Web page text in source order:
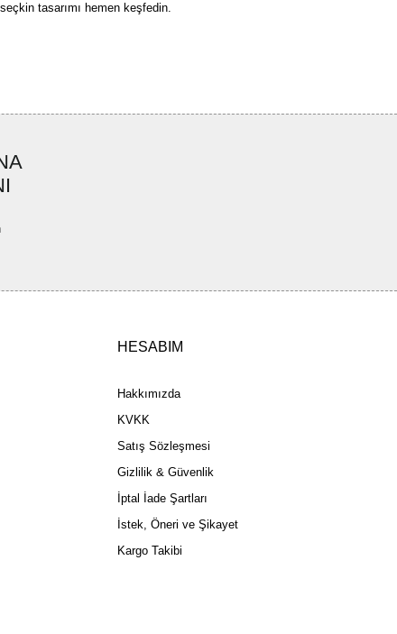
tasarımı hemen keşfedin.
bulunuyor.
HESABIM
Hakkımızda
KVKK
Satış Sözleşmesi
Gizlilik & Güvenlik
İptal İade Şartları
İstek, Öneri ve Şikayet
Kargo Takibi